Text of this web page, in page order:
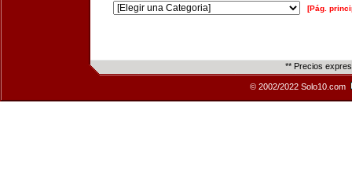
[Pág.
** Precios
© 2002/2022 Solo10.com